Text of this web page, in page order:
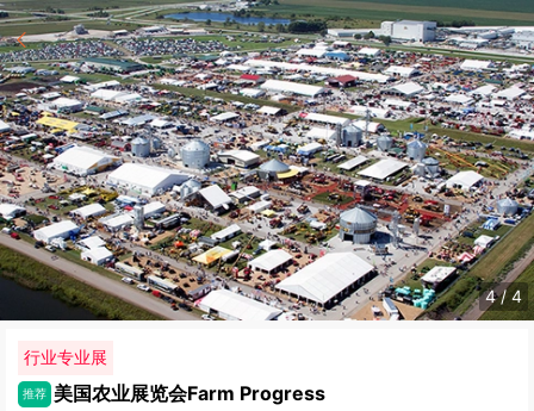
4/4
行业专业展
推荐 美国农业展览会Farm Progress